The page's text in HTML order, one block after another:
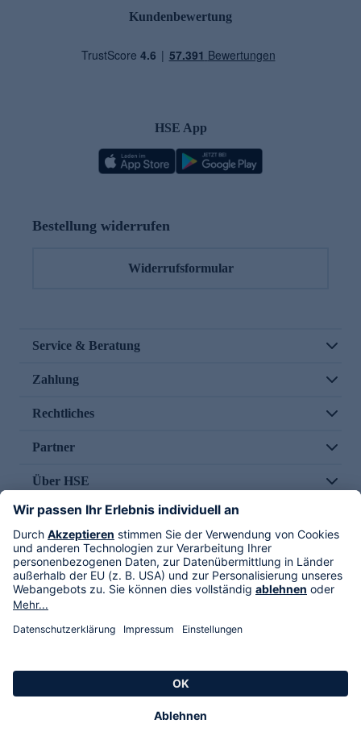
Kundenbewertung
HSE App
Bestellung widerrufen
Widerrufsformular
Service & Beratung
Zahlung
Rechtliches
Partner
Über HSE
Im TV
HSE International